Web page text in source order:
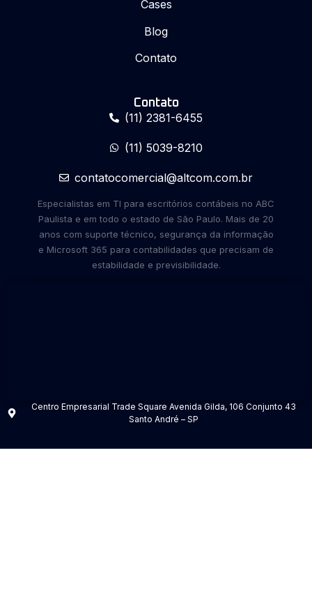
Cases
Blog
Contato
Contato
(11) 2381-6455
(11) 5039-8210
contatocomercial@altcom.com.br
Especialistas em TI para escritórios contábeis no ABC
Paulista e em todo o estado de São Paulo. Mais de 20
anos com suporte técnico, segurança da informação
e Microsoft 365 para contabilidades que precisam de
estabilidade e previsibilidade.
Centro Empresarial Trade Square Avenida Gilda, 106 Conjunto 43
Santo André – SP